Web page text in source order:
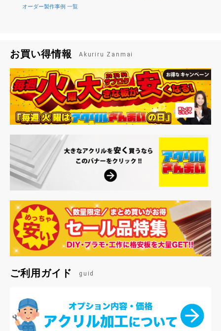
オーダー製作事例 一覧
お買い得情報 Akuriru Zanmai
ご利用ガイド guid